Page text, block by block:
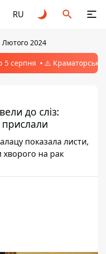
RU
Лютого 2024
5 серпня ⚠️ Краматорськ,
до сліз:
показала листи,
хворого на рак